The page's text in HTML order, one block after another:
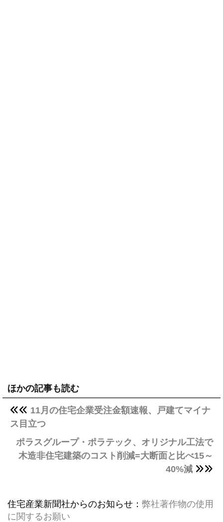
ほかの記事も読む
11月の住宅企業受注金額速報、戸建てマイナ
ス目立つ
ポラスグループ・ポラテック、オリジナル工法で
木造非住宅建築のコスト削減=大断面と比べ15～
40%減
住宅産業新聞社からのお知らせ： 弊社著作物の使用
に関するお願い